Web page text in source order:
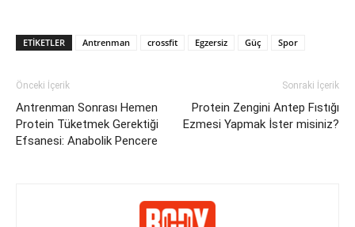
ETIKETLER Antrenman crossfit Egzersiz Güç Spor
Önceki İçerik
Antrenman Sonrası Hemen
Protein Tüketmek Gerektiği
Efsanesi: Anabolik Pencere
Sonraki İçerik
Protein Zengini Antep Fıstığı
Ezmesi Yapmak İster misiniz?